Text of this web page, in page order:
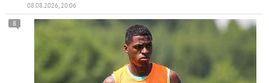
08.08.2026, 20:06
8